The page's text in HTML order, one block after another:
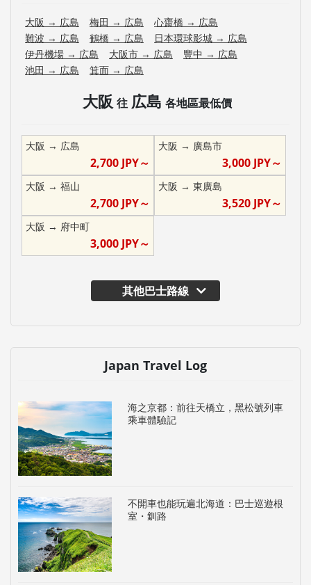
大阪 → 広島 梅田 → 広島 心齋橋 → 広島
難波 → 広島 鶴橋 → 広島 日本環球影城 → 広島
伊丹機場 → 広島 大阪市 → 広島 豐中 → 広島
池田 → 広島 箕面 → 広島
大阪 往 広島 各地區最低價
大阪 → 広島
2,700JPY～
大阪 → 廣島市
3,000 JPY～
大阪 → 福山
2,700JPY～
大阪 → 東廣島
3,520 JPY～
大阪 → 府中町
3,000JPY～
其他巴士路線
Japan Travel Log
海之京都：前往天橋立，黑松號列車
乘車體驗記
不開車也能玩遍北海道：巴士巡遊根
室・釧路